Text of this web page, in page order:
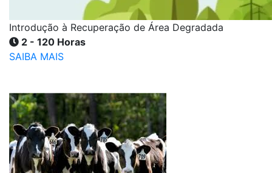
Introdução à Recuperação de Área Degradada
2 - 120 Horas
SAIBA MAIS